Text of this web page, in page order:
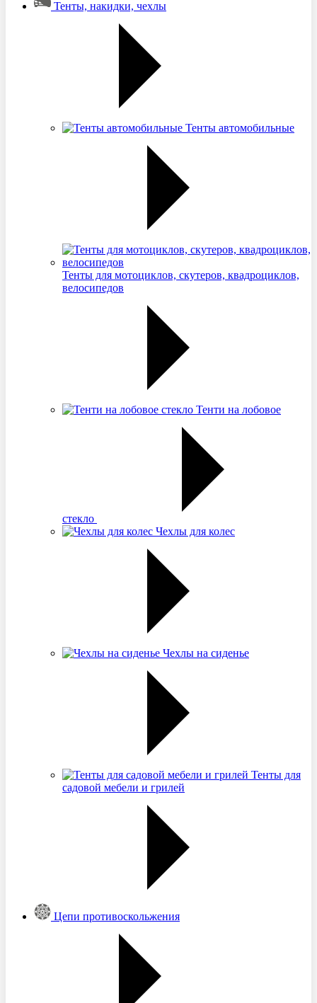
Тенты, накидки, чехлы
Тенты автомобильные
Тенты для мотоциклов, скутеров, квадроциклов,
велосипедов
Тенти на лобовое
стекло
Чехлы для колес
Чехлы на сиденье
Тенты для
садовой мебели и грилей
Цепи противоскольжения